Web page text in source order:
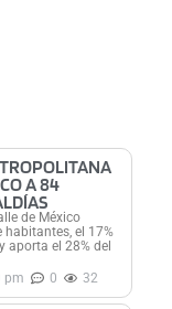
A 84
de México
el 17%
aporta el 28% del
pm 0 32